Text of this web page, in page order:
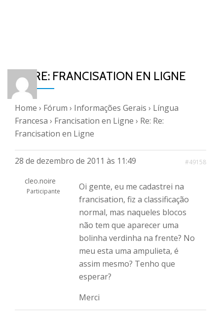
RE: RE: FRANCISATION EN LIGNE
Home › Fórum › Informações Gerais › Língua
Francesa › Francisation en Ligne › Re: Re:
Francisation en Ligne
28 de dezembro de 2011 às 11:49 #49158
cleo.noire
Participante
Oi gente, eu me cadastrei na
francisation, fiz a classificação
normal, mas naqueles blocos
não tem que aparecer uma
bolinha verdinha na frente? No
meu esta uma ampulieta, é
assim mesmo? Tenho que
esperar?
Merci